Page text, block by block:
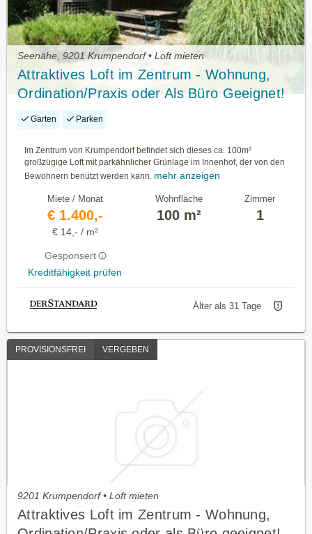
Seenähe, 9201 Krumpendorf • Loft mieten
Attraktives Loft im Zentrum - Wohnung,
Ordination/Praxis oder Als Büro Geeignet!
Garten Parken
Im Zentrum von Krumpendorf befindet sich dieses ca. 100m²
großzügige Loft mit parkähnlicher Grünlage im Innenhof, der von den
Bewohnern benützt werden kann. mehr anzeigen
Miete / Monat
€ 1.400,-
€ 14,- / m²
Gesponsert
Kreditfähigkeit prüfen
Wohnfläche
100 m²
Zimmer
1
Älter als 31 Tage
PROVISIONSFREI VERGEBEN
9201 Krumpendorf • Loft mieten
Attraktives Loft im Zentrum - Wohnung,